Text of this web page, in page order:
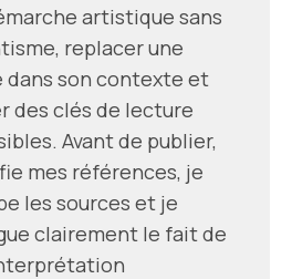
artistique sans
replacer une
son contexte et
des clés de lecture
Avant de publier,
mes références, je
les sources et je
clairement le fait de